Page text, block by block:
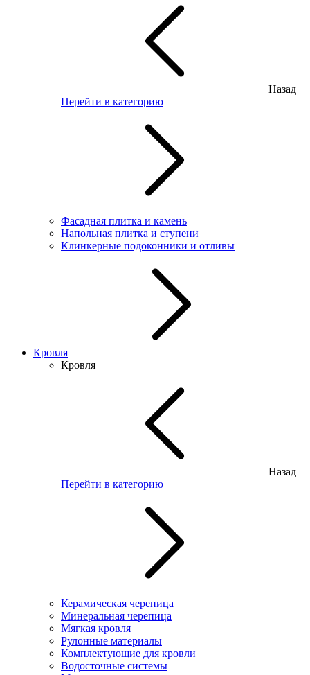
Назад
Перейти в категорию
Фасадная плитка и камень
Напольная плитка и ступени
Клинкерные подоконники и отливы
Кровля
Кровля
Назад
Перейти в категорию
Керамическая черепица
Минеральная черепица
Мягкая кровля
Рулонные материалы
Комплектующие для кровли
Водосточные системы